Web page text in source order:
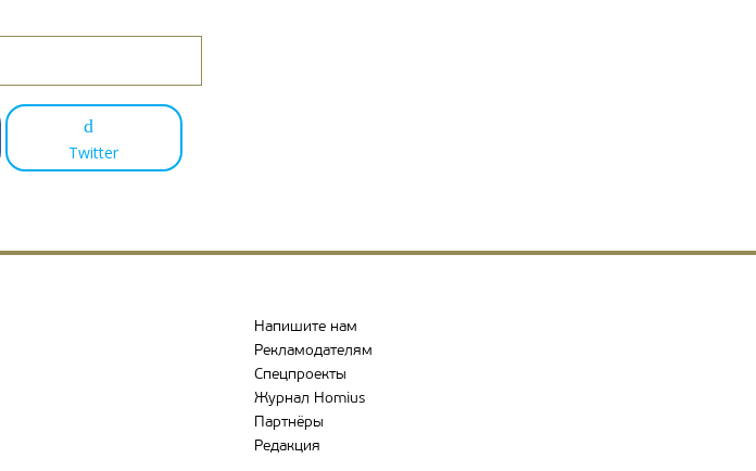
Twitter
Напишите нам
Рекламодателям
Спецпроекты
Журнал Homius
Партнёры
Редакция